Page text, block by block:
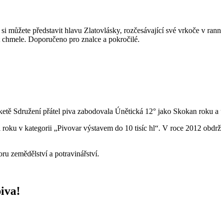
můžete představit hlavu Zlatovlásky, rozčesávající své vrkoče v
Doporučeno pro znalce a pokročilé.
Sdružení přátel piva zabodovala Únětická 12° jako Skokan roku
v kategorii „Pivovar výstavem do 10 tisíc hl“. V roce 2012
zemědělství a potravinářství.